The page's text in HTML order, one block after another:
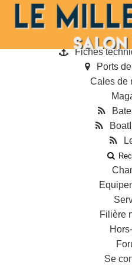
Annuaire
Fiches
Ports
Cales de
Filière
Se